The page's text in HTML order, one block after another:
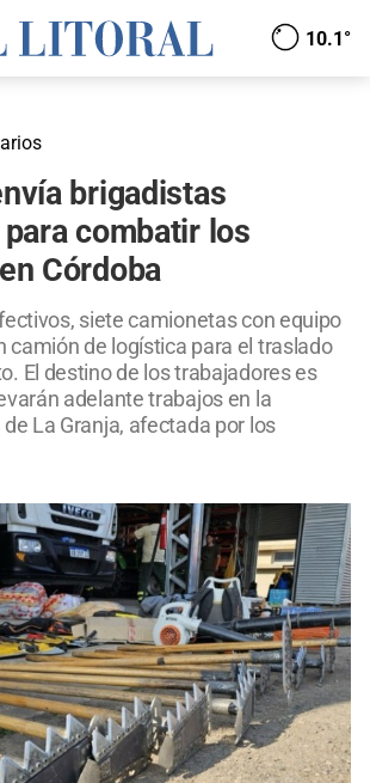
10.1°
brigadistas
combatir los
Córdoba
siete camionetas con equipo
camión de logística para el traslado
El destino de los trabajadores es
adelante trabajos en la
de La Granja, afectada por los